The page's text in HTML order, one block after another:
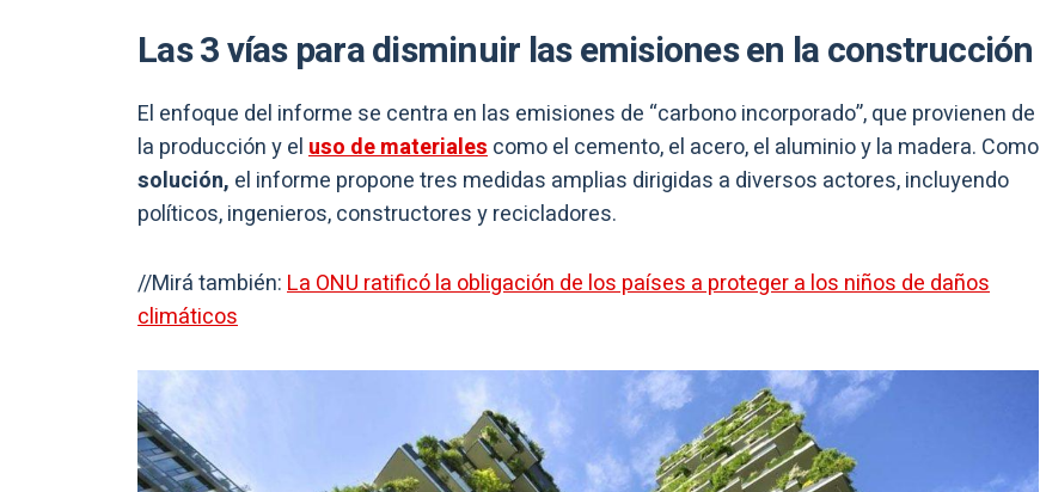
Las 3 vías para disminuir las emisiones en la construcción
El enfoque del informe se centra en las emisiones de “carbono incorporado”, que provienen de
la producción y eluso de materialescomo el cemento, el acero, el aluminio y la madera. Como
solución, el informe propone tres medidas amplias dirigidas a diversos actores, incluyendo
políticos, ingenieros, constructores y recicladores.
//Mirá también:La ONU ratificó la obligación de los países a proteger a los niños de daños
climáticos